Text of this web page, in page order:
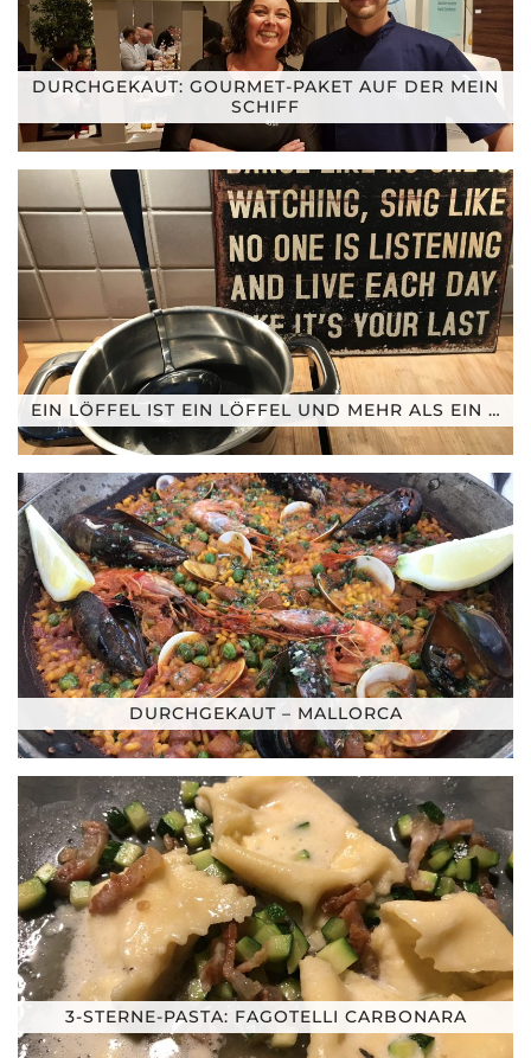
DURCHGEKAUT: GOURMET-PAKET AUF DER MEIN
SCHIFF
EIN LÖFFEL IST EIN LÖFFEL UND MEHR ALS EIN …
DURCHGEKAUT – MALLORCA
3-STERNE-PASTA: FAGOTELLI CARBONARA